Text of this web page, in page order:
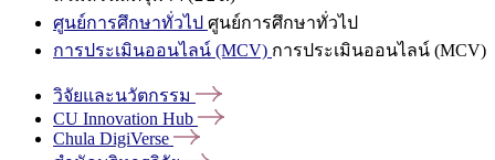
ศูนย์การศึกษาทั่วไป ศูนย์การศึกษาทั่วไป
การประเมินออนไลน์ (MCV) การประเมินออนไลน์ (MCV)
วิจัยและนวัตกรรม
CU Innovation Hub
Chula DigiVerse